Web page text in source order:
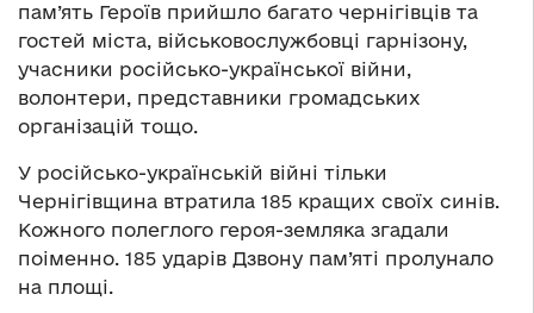
пам’ять Героїв прийшло багато чернігівців та
гостей міста, військовослужбовці гарнізону,
учасники російсько-української війни,
волонтери, представники громадських
організацій тощо.
У російсько-українській війні тільки
Чернігівщина втратила 185 кращих своїх синів.
Кожного полеглого героя-земляка згадали
поіменно. 185 ударів Дзвону пам’яті пролунало
на площі.